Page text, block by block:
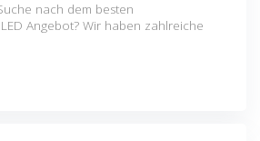
nach dem besten
Angebot? Wir haben zahlreiche